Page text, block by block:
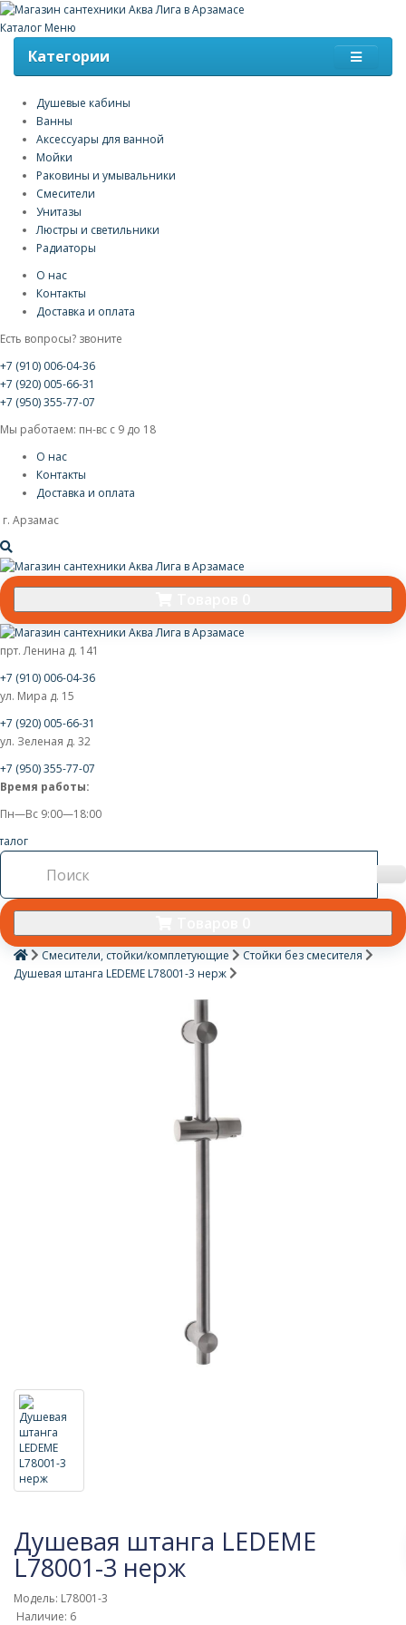
Каталог Меню
Категории
Душевые кабины
Ванны
Аксессуары для ванной
Мойки
Раковины и умывальники
Смесители
Унитазы
Люстры и светильники
Радиаторы
О нас
Контакты
Доставка и оплата
Есть вопросы? звоните
+7 (910) 006-04-36
+7 (920) 005-66-31
+7 (950) 355-77-07
Мы работаем: пн-вс с 9 до 18
О нас
Контакты
Доставка и оплата
г. Арзамас
прт. Ленина д. 141
+7 (910) 006-04-36
ул. Мира д. 15
+7 (920) 005-66-31
ул. Зеленая д. 32
+7 (950) 355-77-07
Время работы:
Пн—Вс 9:00—18:00
Смесители, стойки/комплетующие
Стойки без смесителя
Душевая штанга LEDEME L78001-3 нерж
Душевая штанга LEDEME
L78001-3 нерж
Модель: L78001-3
Наличие: 6